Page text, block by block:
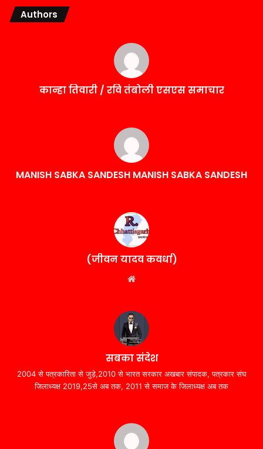
Authors
कान्हा तिवारी / रवि तंबोली एसएस समाचार
MANISH SABKA SANDESH MANISH SABKA SANDESH
(जीवन यादव कवर्धा)
सबका संदेश
2004 से पत्रकारिता से जुड़े,2010 से भारत सरकार अखबार संपादक, पत्रकार संघ
जिलाध्यक्ष 2019,25से अब तक, 2011 से समाज के जिलाध्यक्ष अब तक